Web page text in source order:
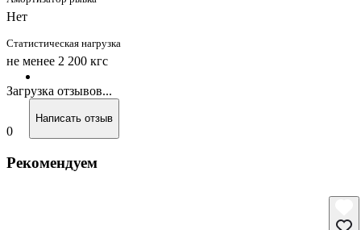
Нет
Статистическая нагрузка
не менее 2 200 кгс
Загрузка отзывов...
0
Написать отзыв
Рекомендуем